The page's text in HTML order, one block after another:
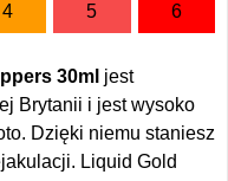
4 5 6
30ml jest
Brytanii i jest wysoko
Dzięki niemu staniesz
Liquid Gold